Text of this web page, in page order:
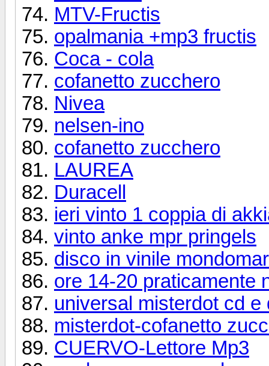
MTV-Fructis
opalmania +mp3 fructis
Coca - cola
cofanetto zucchero
Nivea
nelsen-ino
cofanetto zucchero
LAUREA
Duracell
ieri vinto 1 coppia di
vinto anke mpr pringels
disco in vinile
ore 14-20 praticamente
universal misterdot cd
misterdot-cofanetto
CUERVO-Lettore Mp3